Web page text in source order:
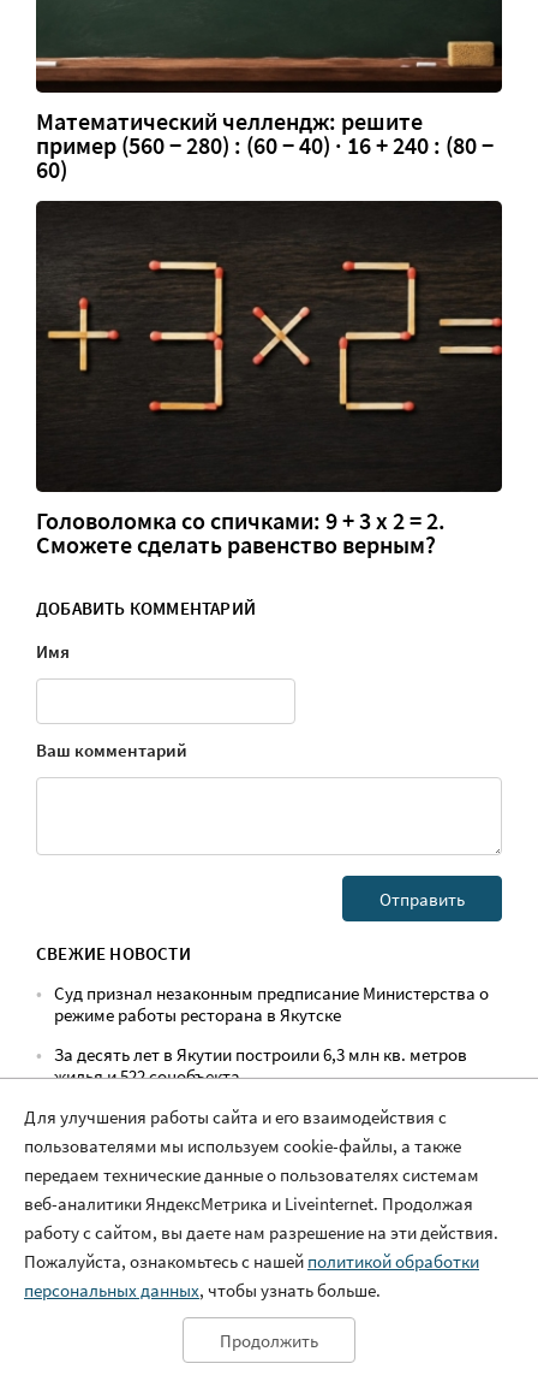
Математический челлендж: решите
пример (560 − 280) : (60 − 40) · 16 + 240 : (80 −
60)
Головоломка со спичками: 9 + 3 х 2 = 2.
Сможете сделать равенство верным?
ДОБАВИТЬ КОММЕНТАРИЙ
Имя
Ваш комментарий
СВЕЖИЕ НОВОСТИ
Суд признал незаконным предписание Министерства о
режиме работы ресторана в Якутске
За десять лет в Якутии построили 6,3 млн кв. метров
жилья и 522 соцобъекта
В Якутии действуют 79 лесных пожаров на площади 558
В Якутии пенсионер с диабетом добился положенных
лекарств только с помощью прокуратуры
ТОП
День
Неделя Месяц
Головоломка со спичками: 9 + 3 х 2 = 2. Сможете сделать
равенство верным?
Для улучшения работы сайта и его взаимодействия с
пользователями мы используем cookie-файлы, а также
передаем технические данные о пользователях системам
веб-аналитики ЯндексМетрика и Liveinternet. Продолжая
работу с сайтом, вы даете нам разрешение на эти действия.
Пожалуйста, ознакомьтесь с нашей политикой обработки
персональных данных, чтобы узнать больше.
Продолжить